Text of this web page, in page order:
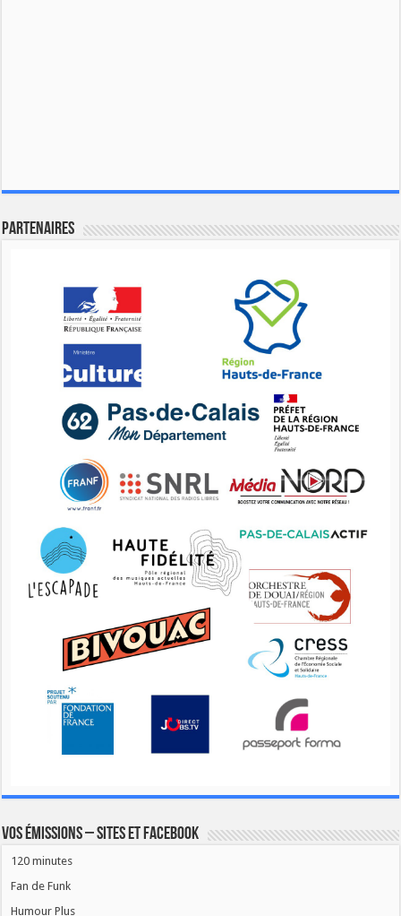
Partenaires
Vos émissions – Sites et Facebook
120 minutes
Fan de Funk
Humour Plus